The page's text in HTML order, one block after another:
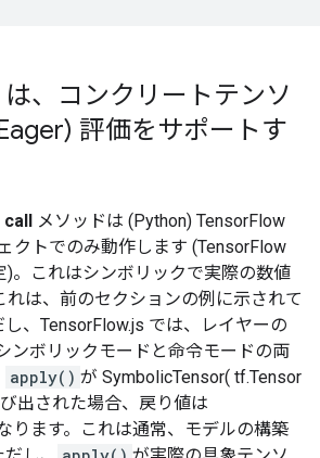
は、コンクリートテンソ
評価をサポートす
call メソッドは (Python) TensorFlow
クトでのみ動作します (TensorFlow
)。これはシンボリックで実際の数値
れは、前のセクションの例に示されて
、TensorFlow.js では、レイヤーの
ンボリックモードと命令モードの両
apply() が SymbolicTensor( tf.Tensor
出された場合、戻り値は
ります。これは通常、モデルの構築